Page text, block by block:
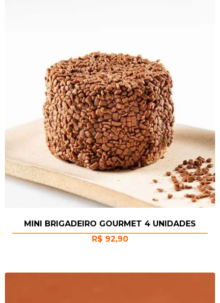
MINI BRIGADEIRO GOURMET 4 UNIDADES
R$ 92,90